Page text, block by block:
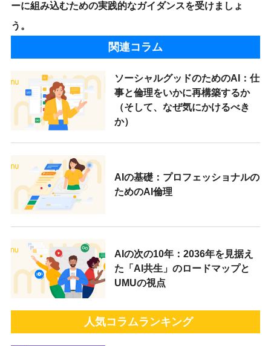
ーに組み込むための実践的なガイダンスを受けましょ
う。
関連コラム
ソーシャルグッドのためのAI：仕
事と倫理をいかに再構築するか
（そして、なぜ気にかけるべき
か）
AIの基礎：プロフェッショナルの
ためのAI倫理
AIの次の10年：2036年を見据え
た「AI共生」のロードマップと
UMUの視点
人気コラムランキング